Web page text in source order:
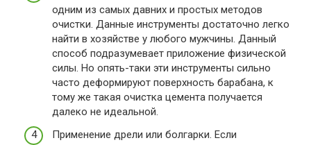
одним из самых давних и простых методов
очистки. Данные инструменты достаточно легко
найти в хозяйстве у любого мужчины. Данный
способ подразумевает приложение физической
силы. Но опять-таки эти инструменты сильно
часто деформируют поверхность барабана, к
тому же такая очистка цемента получается
далеко не идеальной.
Применение дрели или болгарки. Если